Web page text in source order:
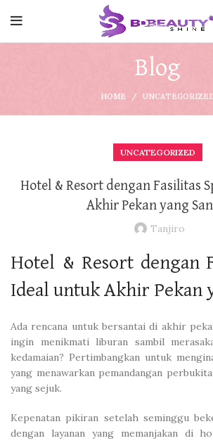
Blog
HOME
UNCATEGORIZED
Hotel & Resort dengan Fasilitas
Akhir Pekan yang
Tanjiro
Hotel & Resort dengan
Ideal untuk Akhir Pekan
Ada rencana untuk bersantai di akhir
ingin menikmati liburan sambil
kedamaian? Pertimbangkan untuk
yang menawarkan pemandangan
yang sejuk.
Kepenatan pikiran setelah seminggu
dengan layanan yang memanjakan di